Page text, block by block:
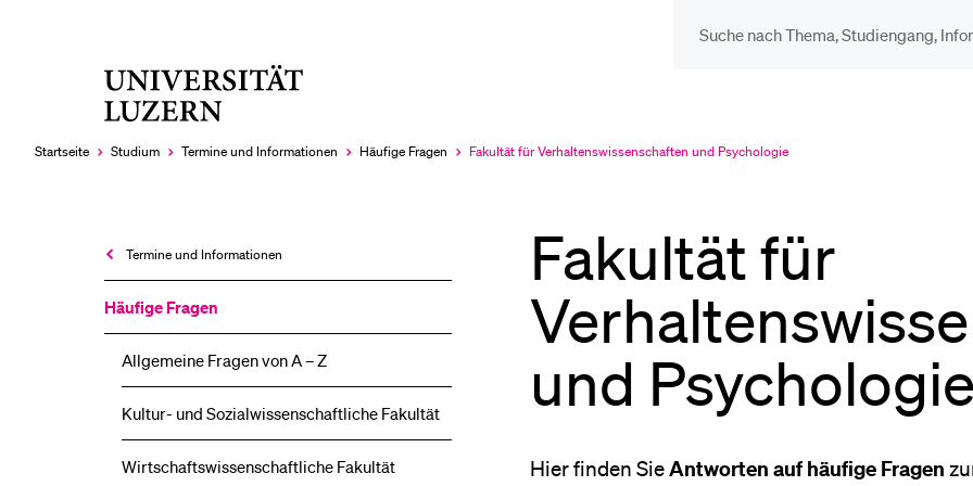
Startseite Studium Termine und Informationen Häufige Fragen
Aktuell
Fakultät für Verhaltenswissenschaften und Psychologie
Termine und Informationen
Häufige Fragen
Allgemeine Fragen von A – Z
Kultur- und Sozial­wissenschaftliche Fakultät
Wirtschafts­wissenschaftliche Fakultät
Fakultät für
und Psychologie
Hier finden SieAntworten auf häufige Fragen
LETZTE SUCHEN
Schulklassen und
Studien­interessierte
Studierende